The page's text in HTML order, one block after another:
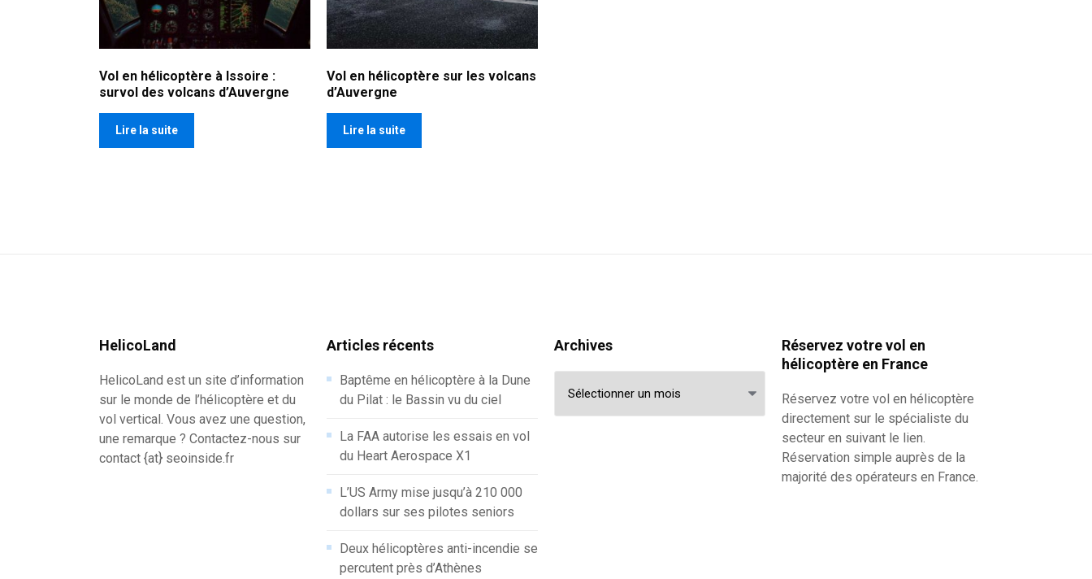
Vol en hélicoptère à Issoire :
survol des volcans d’Auvergne
Lire la suite
Vol en hélicoptère sur les volcans
d’Auvergne
Lire la suite
HelicoLand
HelicoLand est un site d’information
sur le monde de l’hélicoptère et du
vol vertical. Vous avez une question,
une remarque ? Contactez-nous sur
contact {at} seoinside.fr
Articles récents
Baptême en hélicoptère à la Dune
du Pilat : le Bassin vu du ciel
La FAA autorise les essais en vol
du Heart Aerospace X1
L’US Army mise jusqu’à 210 000
dollars sur ses pilotes seniors
Deux hélicoptères anti-incendie se
percutent près d’Athènes
Archives
Réservez votre vol en
hélicoptère en France
Réservez votre vol en hélicoptère
directement sur le spécialiste du
secteur en suivant le lien.
Réservation simple auprès de la
majorité des opérateurs en France.